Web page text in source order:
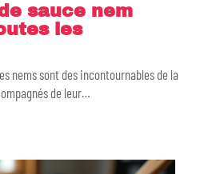
sauce nem
les
nems sont des incontournables de la
de leur…